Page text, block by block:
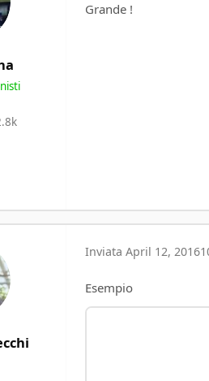
Reputation
Grande !
Inviata April 12, 2016
Esempio